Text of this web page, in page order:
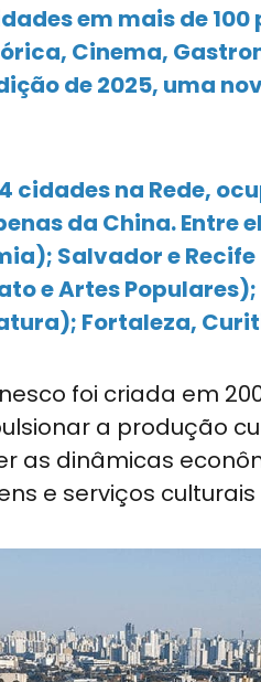
em mais de
Cinema,
de 2025, uma
cidades na Rede,
da China. Entre
Salvador e
e Artes
Fortaleza,
foi criada em
a produção
as dinâmicas
e serviços culturais